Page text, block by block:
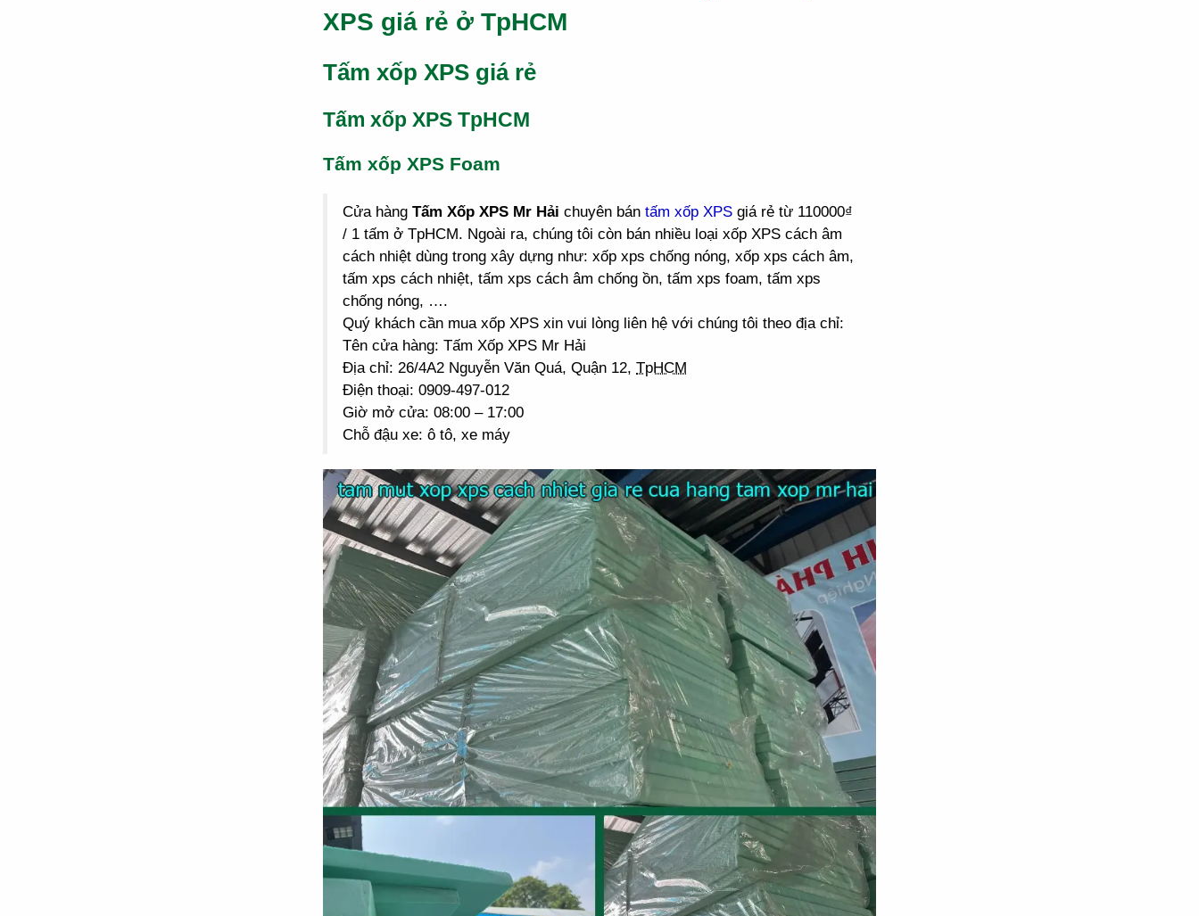
XPS giá rẻ ở TpHCM
Tấm xốp XPS giá rẻ
Tấm xốp XPS TpHCM
Tấm xốp XPS Foam
Cửa hàng Tấm Xốp XPS Mr Hải chuyên bán tấm xốp XPS giá rẻ từ 110000₫
/ 1 tấm ở TpHCM. Ngoài ra, chúng tôi còn bán nhiều loại xốp XPS cách âm
cách nhiệt dùng trong xây dựng như: xốp xps chống nóng, xốp xps cách âm,
tấm xps cách nhiệt, tấm xps cách âm chống ồn, tấm xps foam, tấm xps
chống nóng, ….
Quý khách cần mua xốp XPS xin vui lòng liên hệ với chúng tôi theo địa chỉ:
Tên cửa hàng: Tấm Xốp XPS Mr Hải
Địa chỉ: 26/4A2 Nguyễn Văn Quá, Quận 12, TpHCM
Điện thoại: 0909-497-012
Giờ mở cửa: 08:00 – 17:00
Chỗ đậu xe: ô tô, xe máy